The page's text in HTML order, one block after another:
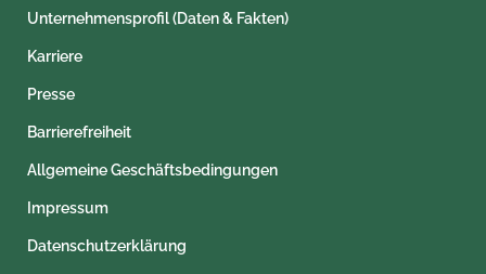
Unternehmensprofil (Daten & Fakten)
Karriere
Presse
Barrierefreiheit
Allgemeine Geschäftsbedingungen
Impressum
Datenschutzerklärung